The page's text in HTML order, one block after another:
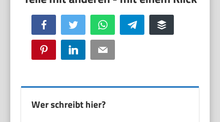
Facebook Twitter WhatsApp Telegram Buffer
Pinterest LinkedIn Email
Wer schreibt hier?